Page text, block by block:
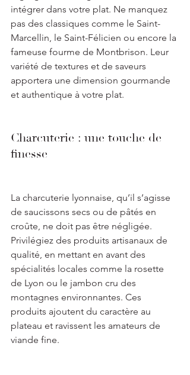
intégrer dans votre plat. Ne manquez
pas des classiques comme le Saint-
Marcellin, le Saint-Félicien ou encore la
fameuse fourme de Montbrison. Leur
variété de textures et de saveurs
apportera une dimension gourmande
et authentique à votre plat.
Charcuterie : une touche de
finesse
La charcuterie lyonnaise, qu’il s’agisse
de saucissons secs ou de pâtés en
croûte, ne doit pas être négligée.
Privilégiez des produits artisanaux de
qualité, en mettant en avant des
spécialités locales comme la rosette
de Lyon ou le jambon cru des
montagnes environnantes. Ces
produits ajoutent du caractère au
plateau et ravissent les amateurs de
viande fine.